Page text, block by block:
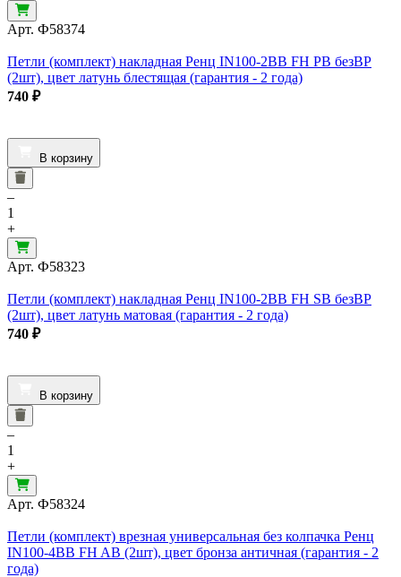
Арт. Ф58374
Петли (комплект) накладная Ренц IN100-2BB FH PB безВР
(2шт), цвет латунь блестящая (гарантия - 2 года)
740 ₽
В корзину
–
1
+
Арт. Ф58323
Петли (комплект) накладная Ренц IN100-2BB FH SB безВР
(2шт), цвет латунь матовая (гарантия - 2 года)
740 ₽
В корзину
–
1
+
Арт. Ф58324
Петли (комплект) врезная универсальная без колпачка Ренц
IN100-4BB FH AB (2шт), цвет бронза античная (гарантия - 2
года)